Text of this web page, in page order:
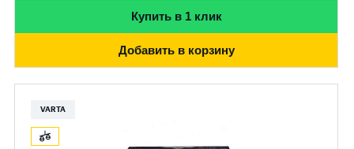
Купить в 1 клик
Добавить в корзину
VARTA